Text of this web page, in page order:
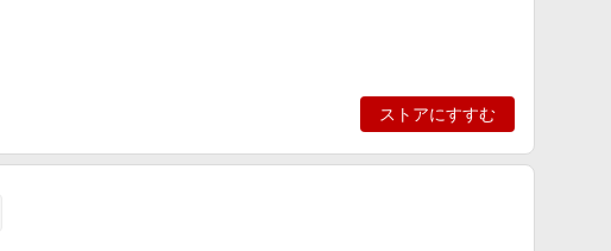
ストアにすすむ